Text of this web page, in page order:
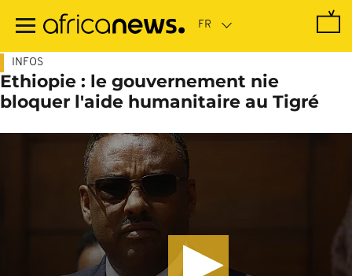
contenu
INFOS
Ethiopie : le gouvernement nie
bloquer l'aide humanitaire au Tigré